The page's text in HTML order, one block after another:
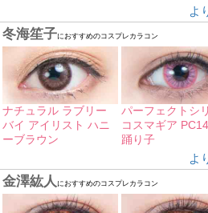
よ
冬海笙子におすすめのコスプレカラコン
ナチュラル ラブリー
バイ アイリスト ハニ
ーブラウン
パーフェクトシ
コスマギア
踊り子
よ
金澤紘人におすすめのコスプレカラコン